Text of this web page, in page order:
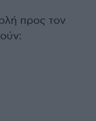
προς τον